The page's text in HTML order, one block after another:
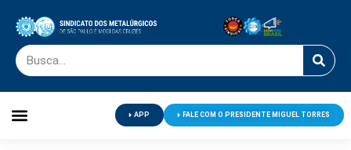
APP FALE COM O PRESIDENTE MIGUEL TORRES